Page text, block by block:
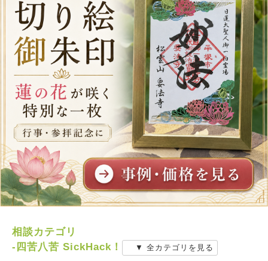
相談カテゴリ
-四苦八苦 SickHack！
▼ 全カテゴリを見る